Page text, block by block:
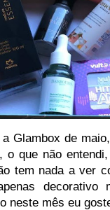
a Glambox de
o que não
tem nada a ver
decorativo
neste mês eu